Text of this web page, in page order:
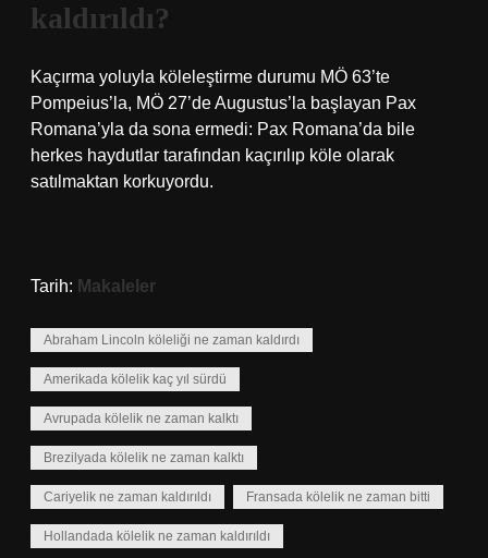
kaldırıldı?
Kaçırma yoluyla köleleştirme durumu MÖ 63’te
Pompeius’la, MÖ 27’de Augustus’la başlayan Pax
Romana’yla da sona ermedi: Pax Romana’da bile
herkes haydutlar tarafından kaçırılıp köle olarak
satılmaktan korkuyordu.
Tarih: Makaleler
Abraham Lincoln köleliği ne zaman kaldırdı
Amerikada kölelik kaç yıl sürdü
Avrupada kölelik ne zaman kalktı
Brezilyada kölelik ne zaman kalktı
Cariyelik ne zaman kaldırıldı Fransada kölelik ne zaman bitti
Hollandada kölelik ne zaman kaldırıldı